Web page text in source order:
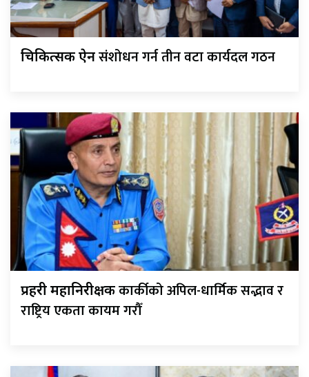
चिकित्सक ऐनसंशोधन गर्न तीन वटा कार्यदल गठन
प्रहरी महानिरीक्षककार्कीको अपिल-धार्मिक सद्भाव र
राष्ट्रिय एकता कायम गरौँ